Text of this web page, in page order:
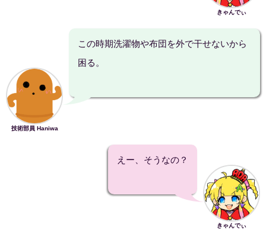
きゃんでぃ
技術部員 Haniwa
この時期洗濯物や布団を外で干せないから
困る。
えー、そうなの？
きゃんでぃ